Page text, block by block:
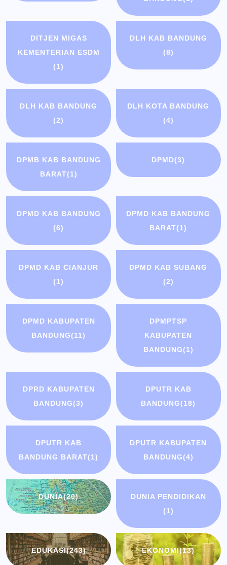
DITJEN MIGAS
KEMENTERIAN ESDM
(1)
DLH KAB BANDUNG
(8)
DLH KAB BANDUNG
(2)
DLH KOTA BANDUNG
(4)
DPMB KAB BANDUNG
BARAT(1)
DPMD(3)
DPMD KAB BANDUNG
(6)
DPMD KAB BANDUNG
BARAT(1)
DPMD KAB CIANJUR
(1)
DPMD KAB SUBANG
(2)
DPMD KABUPATEN
BANDUNG(11)
DPMPTSP
KABUPATEN
BANDUNG(1)
DPRD KABUPATEN
BANDUNG(3)
DPUTR KAB
BANDUNG(18)
DPUTR KAB
BANDUNG BARAT(1)
DPUTR KABUPATEN
BANDUNG(4)
DUNIA(20)
DUNIA PENDIDIKAN
(1)
EDUKASI(243) EKONOMI(13)